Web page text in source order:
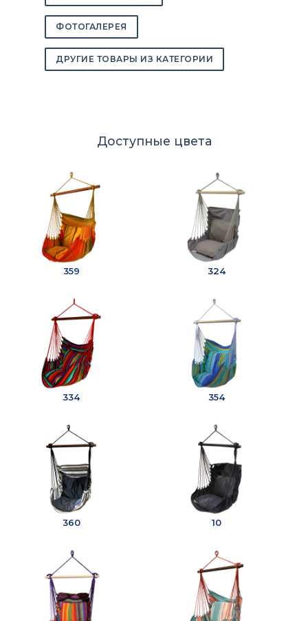
ФОТОГАЛЕРЕЯ
ДРУГИЕ ТОВАРЫ ИЗ КАТЕГОРИИ
Доступные цвета
359 324
334 354
360 10